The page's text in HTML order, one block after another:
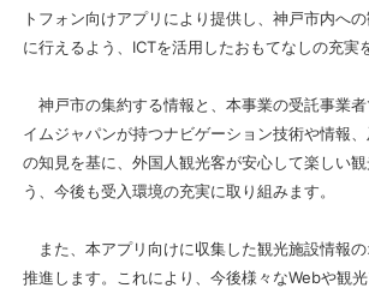
トフォン向けアプリにより提供し、神戸市内へ
に行えるよう、ICTを活用したおもてなしの充実
神戸市の集約する情報と、本事業の受託事業
イムジャパンが持つナビゲーション技術や情報
の知見を基に、外国人観光客が安心して楽しい
う、今後も受入環境の充実に取り組みます。
また、本アプリ向けに収集した観光施設情報
推進します。これにより、今後様々なWebや観